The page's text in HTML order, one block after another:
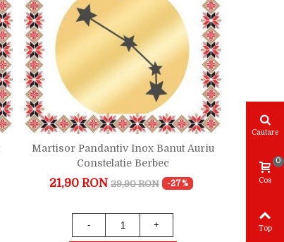
Martisor Pandantiv Inox Banut Auriu
Constelatie Berbec
21,90 RON 29,90 RON -27%
- +
Cautare
Cos
0
Top